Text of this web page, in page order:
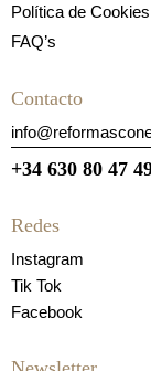
Política de Cookies
FAQ’s
Contacto
+34 630 80 47
Redes
Instagram
Tik Tok
Facebook